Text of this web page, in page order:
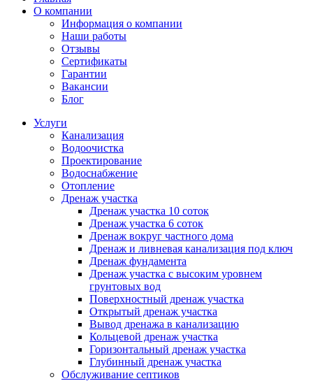
О компании
Информация о компании
Наши работы
Отзывы
Сертификаты
Гарантии
Вакансии
Блог
Услуги
Канализация
Водоочистка
Проектирование
Водоснабжение
Отопление
Дренаж участка
Дренаж участка 10 соток
Дренаж участка 6 соток
Дренаж вокруг частного дома
Дренаж и ливневая канализация под ключ
Дренаж фундамента
Дренаж участка с высоким уровнем
грунтовых вод
Поверхностный дренаж участка
Открытый дренаж участка
Вывод дренажа в канализацию
Кольцевой дренаж участка
Горизонтальный дренаж участка
Глубинный дренаж участка
Обслуживание септиков